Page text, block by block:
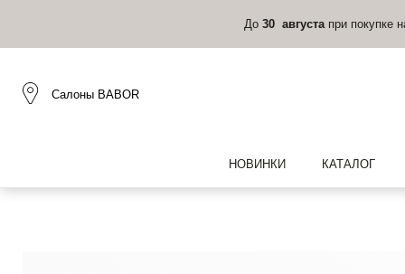
До 30 августа при покупке
Салоны BABOR
НОВИНКИ КАТАЛОГ